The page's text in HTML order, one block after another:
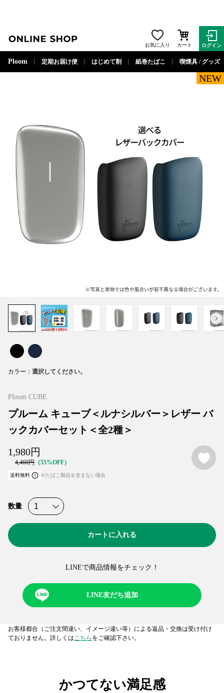
お気に入り カート ログイン
Ploom 定期お届け便 はじめて割 紙巻たばこ 喫煙具 / グッズ
NEW
カラー
Ploom CUBE
プルーム キューブ＜ルナシルバー＞レザー バ
ックカバーセット＜全2種＞
4,460円 55%OFF
1,980円
送料無料 ※たばこ製品を含まない場合
数量
カートに入れる
LINEで商品情報をチェック！​
LINE友だち追加
お客様都合（ご注文間違い、イメージ違い等）による返品・交換は受け付け
ておりません。詳しくはこちら をご確認下さい。
かつてない満足感